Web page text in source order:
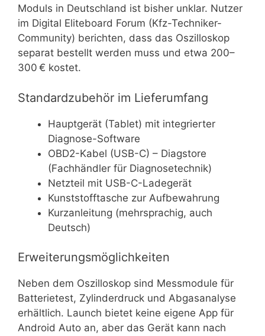
Moduls in Deutschland ist bisher unklar. Nutzer
im Digital Eliteboard Forum (Kfz-Techniker-
Community) berichten, dass das Oszilloskop
separat bestellt werden muss und etwa 200–
300 € kostet.
Standardzubehör im Lieferumfang
Hauptgerät (Tablet) mit integrierter
Diagnose-Software
OBD2-Kabel (USB-C) – Diagstore
(Fachhändler für Diagnosetechnik)
Netzteil mit USB-C-Ladegerät
Kunststofftasche zur Aufbewahrung
Kurzanleitung (mehrsprachig, auch
Deutsch)
Erweiterungsmöglichkeiten
Neben dem Oszilloskop sind Messmodule für
Batterietest, Zylinderdruck und Abgasanalyse
erhältlich. Launch bietet keine eigene App für
Android Auto an, aber das Gerät kann nach